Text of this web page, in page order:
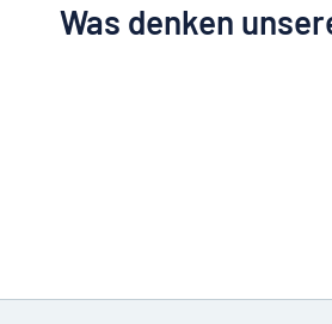
Was denken